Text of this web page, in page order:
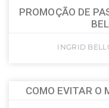
PROMOÇÃO DE
INGRID
COMO EVITAR O